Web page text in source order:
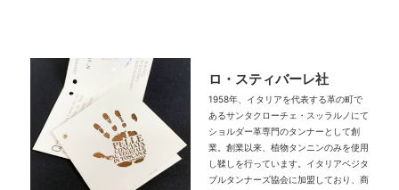
ロ・スティバーレ社
1958年、イタリアを代表する革の町で
あるサンタクローチェ・スッラルノにて
ショルダー革専門のタンナーとして創
業。創業以来、植物タンニンのみを使用
し鞣しを行っています。イタリアベジタ
ブルタンナーズ協会に加盟しており、商